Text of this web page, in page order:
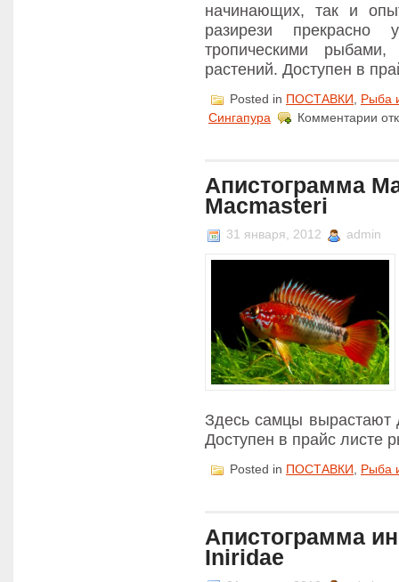
начинающих, так и
разирези
тропическими
растений. Доступен в
Posted in ПОСТАВКИ
Рыба
Сингапура
Комментарии
Апистограмма
Macmasteri
31 января, 2012 admin
Здесь самцы
Доступен в прайс листе
Posted in ПОСТАВКИ Рыба
Апистограмма
Iniridae